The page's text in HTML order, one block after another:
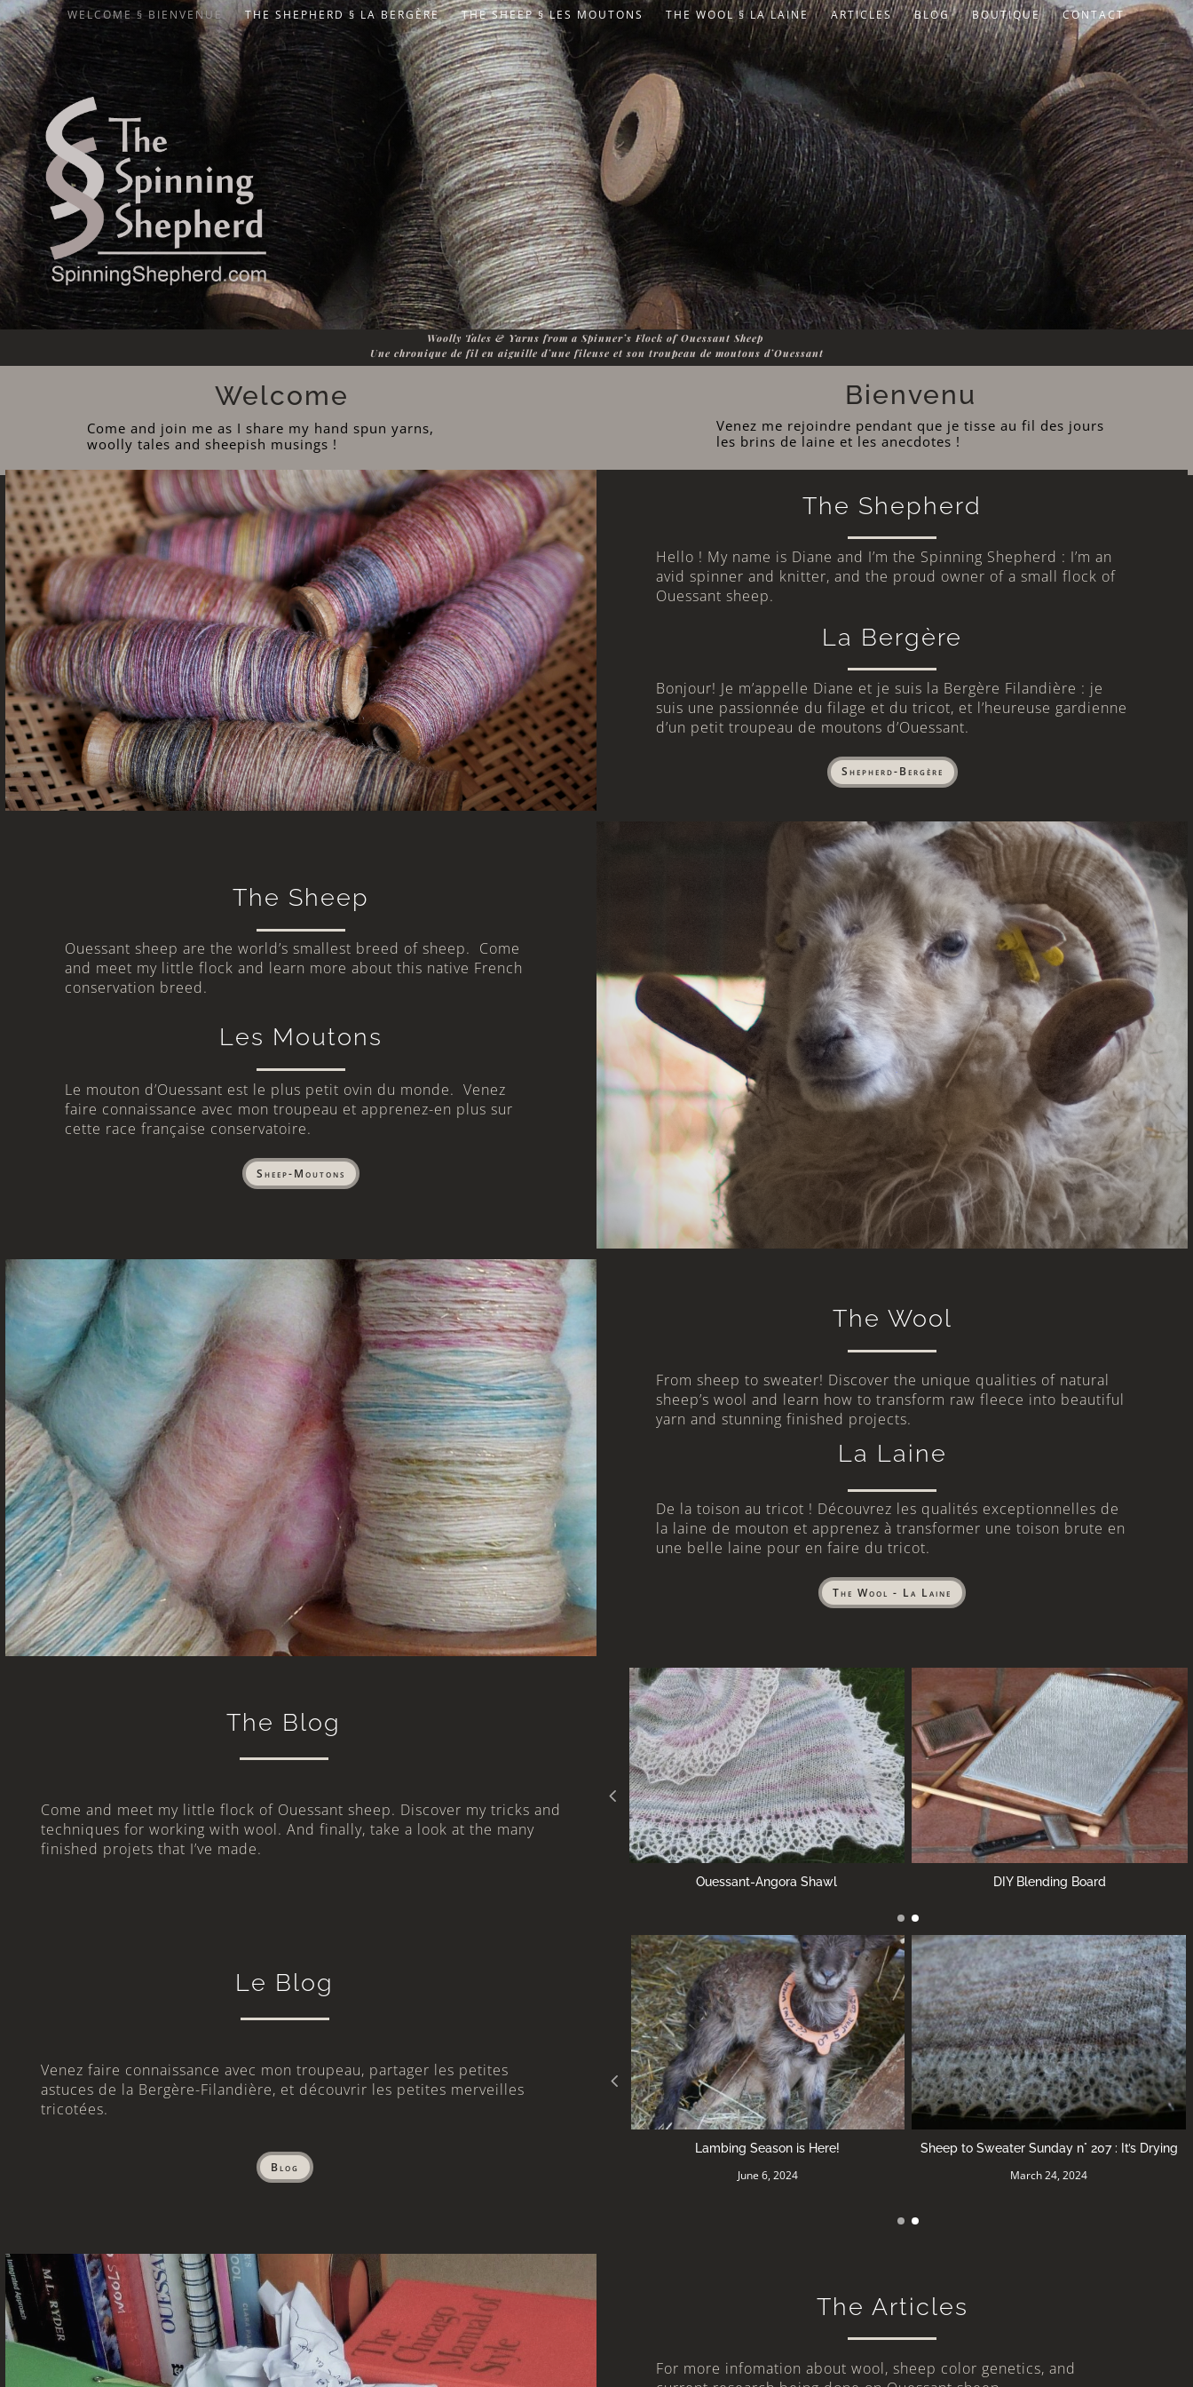
WELCOME § BIENVENUE THE SHEPHERD § LA BERGÈRE THE SHEEP § LES MOUTONS THE WOOL § LA LAINE ARTICLES BLOG BOUTIQUE CONTACT
Woolly Tales & Yarns from a Spinner’s Flock of Ouessant Sheep
Une chronique de fil en aiguille d’une fileuse et son troupeau de moutons d’Ouessant
Welcome
Come and join me as I share my hand spun yarns,
woolly tales and sheepish musings !
Bienvenu
Venez me rejoindre pendant que je tisse au fil des jours
les brins de laine et les anecdotes !
The Shepherd
Hello ! My name is Diane and I’m the Spinning Shepherd : I’m an
avid spinner and knitter, and the proud owner of a small flock of
Ouessant sheep.
La Bergère
Bonjour! Je m’appelle Diane et je suis la Bergère Filandière : je
suis une passionnée du filage et du tricot, et l’heureuse gardienne
d’un petit troupeau de moutons d’Ouessant.
Shepherd-Bergère
The Sheep
Ouessant sheep are the world’s smallest breed of sheep. Come
and meet my little flock and learn more about this native French
conservation breed.
Les Moutons
Le mouton d’Ouessant est le plus petit ovin du monde. Venez
faire connaissance avec mon troupeau et apprenez-en plus sur
cette race française conservatoire.
Sheep-Moutons
The Wool
From sheep to sweater! Discover the unique qualities of natural
sheep’s wool and learn how to transform raw fleece into beautiful
yarn and stunning finished projects.
La Laine
De la toison au tricot ! Découvrez les qualités exceptionnelles de
la laine de mouton et apprenez à transformer une toison brute en
une belle laine pour en faire du tricot.
The Wool - La Laine
The Blog
Come and meet my little flock of Ouessant sheep. Discover my tricks and
techniques for working with wool. And finally, take a look at the many
finished projets that I’ve made.
DIY Blending Board A soft matress for Sacha
Le Blog
Venez faire connaissance avec mon troupeau, partager les petites
astuces de la Bergère-Filandière, et découvrir les petites merveilles
tricotées.
Blog
Sheep to Sweater Sunday n° 207 : It’s Drying
March 24, 2024
Sheep to Sweater Sunday n° 206 : Ready to
Block
The Articles
For more infomation about wool, sheep color genetics, and